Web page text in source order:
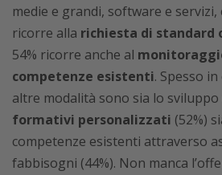
medie e grandi, software e servizi,
ricorre alla richiesta di standard
54% ricorre anche al
competenze esistenti. Spesso
altre modalità sono sia lo sviluppo
formativi personalizzati (52%)
competenze esistenti attraverso
fabbisogni (44%). Non manca